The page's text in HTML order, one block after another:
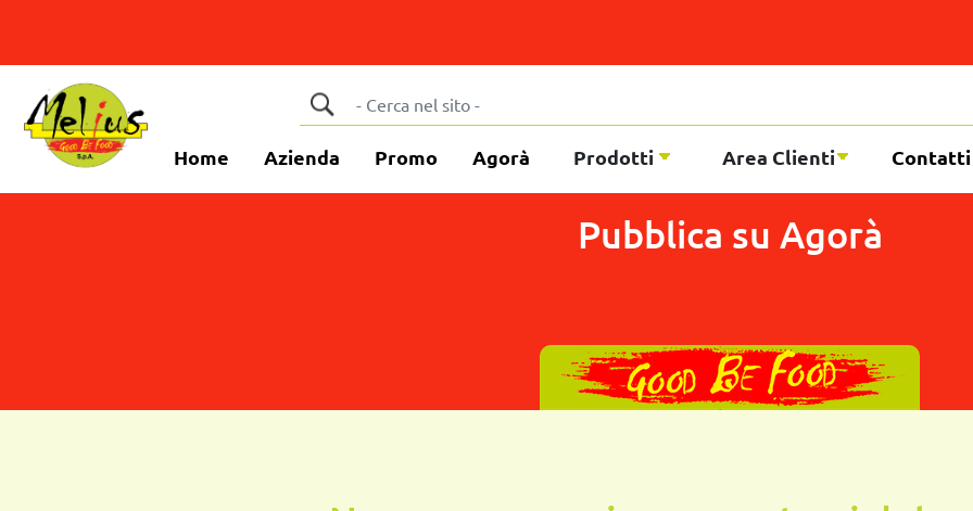
Home Azienda Promo Agorà Prodotti Area Clienti Contatti
Pubblica su Agorà